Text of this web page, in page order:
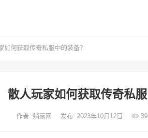
如何获取传奇私服中的装备？
散人玩家如何获取传奇私服
作者: 躺赢网 发布: 2023年10月12日